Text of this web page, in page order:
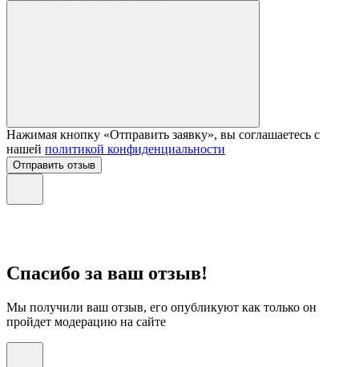
Нажимая кнопку «Отправить заявку», вы соглашаетесь с
нашей политикой конфиденциальности
Отправить отзыв
Спасибо за ваш отзыв!
Мы получили ваш отзыв, его опубликуют как только он
пройдет модерацию на сайте